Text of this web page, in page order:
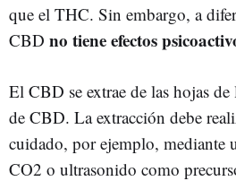
que el THC. Sin embargo, a
CBD no tiene efectos
El CBD se extrae de las hojas
de CBD. La extracción debe
cuidado, por ejemplo, mediante
CO2 o ultrasonido como